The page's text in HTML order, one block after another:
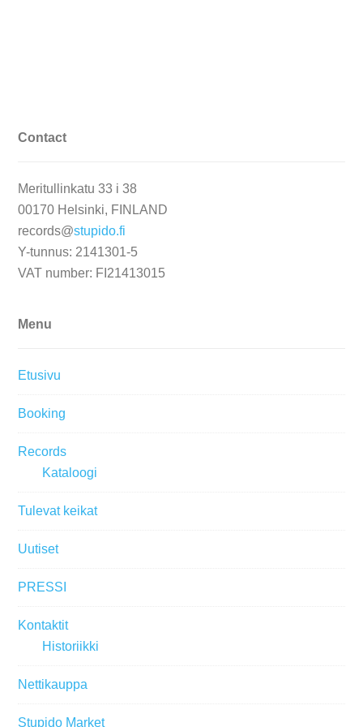
Contact
Meritullinkatu 33 i 38
00170 Helsinki, FINLAND
records@stupido.fi
Y-tunnus: 2141301-5
VAT number: FI21413015
Menu
Etusivu
Booking
Records
Kataloogi
Tulevat keikat
Uutiset
PRESSI
Kontaktit
Historiikki
Nettikauppa
Stupido Market